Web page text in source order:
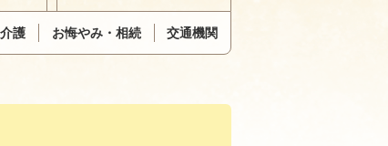
護 お悔やみ・相続 交通機関